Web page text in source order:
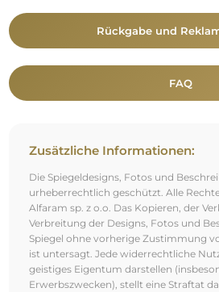
Rückgabe und
FAQ
Zusätzliche Informationen:
Die Spiegeldesigns, Fotos und
urheberrechtlich geschützt. Alle
Alfaram sp. z o.o. Das Kopieren, der
Verbreitung der Designs, Fotos und
Spiegel ohne vorherige Zustimmung
ist untersagt. Jede widerrechtliche
geistiges Eigentum darstellen
Erwerbszwecken), stellt eine Straftat